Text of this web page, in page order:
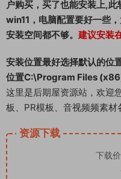
户购买，买了也能安装上,
win11，电脑配置要好一些
安装空间都不够。 建议安装
安装位置最好选择默认的位
位置C:\Program Files
这里是后期屋资源站，欢迎
板、PR模板、音视频频素材
资源下载
下载